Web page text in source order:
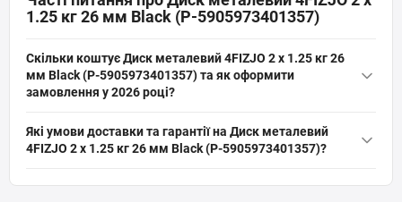
1.25 кг 26 мм Black (P-5905973401357)
Скільки коштує Диск металевий 4FIZJO 2 x 1.25 кг 26
мм Black (P-5905973401357) та як оформити
замовлення у 2026 році?
2 x 1.25 кг 26 мм Black (P-5905973401357) (артикул: P-
Які умови доставки та гарантії на Диск металевий
4FIZJO 2 x 1.25 кг 26 мм Black (P-5905973401357)?